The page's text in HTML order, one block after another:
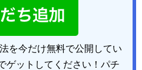
を今だけ無料で公開してい
ゲットしてください！パチ